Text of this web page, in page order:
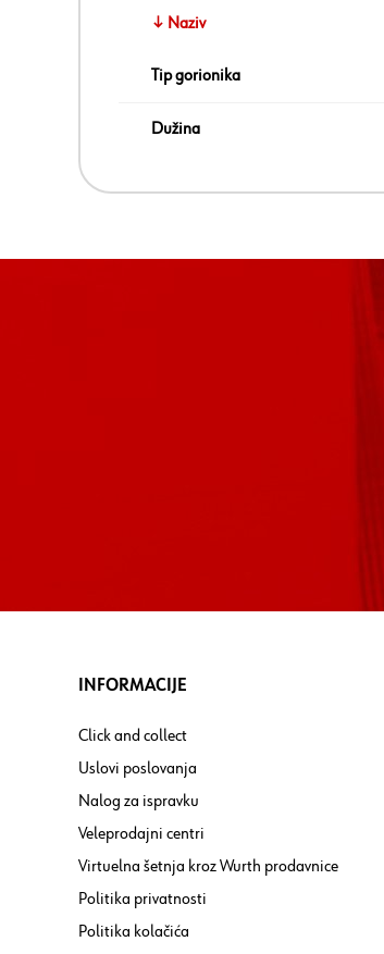
↓ Naziv
Tip gorionika
Dužina
INFORMACIJE
Click and collect
Uslovi poslovanja
Nalog za ispravku
Veleprodajni centri
Virtuelna šetnja kroz Wurth prodavnice
Politika privatnosti
Politika kolačića